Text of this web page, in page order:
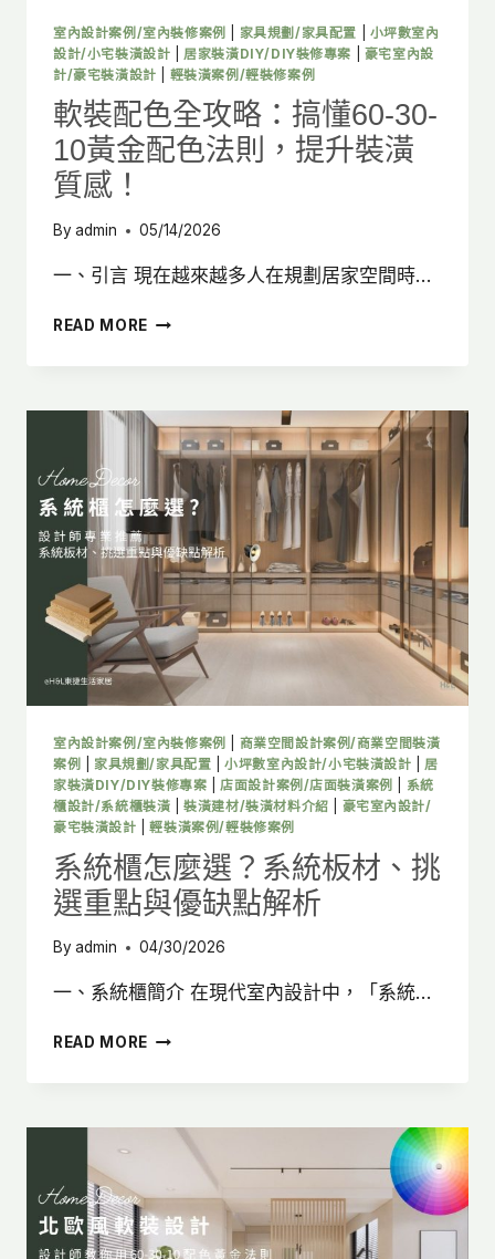
善
的
居
家
照
明
空
室內設計案例/室內裝修案例 家具規劃/家具配置
小坪數室內
設計/小宅裝潢設計
居家裝潢DIY/DIY裝修專案
豪宅室內設
計/豪宅裝潢設計
輕裝潢案例/輕裝修案例
軟裝配色全攻略：搞懂60-30-
10黃金配色法則，提升裝潢
質感！
Byadmin 05/14/2026
一、引言 現在越來越多人在規劃居家空間時…
READ MORE
全
攻
略：
懂
60-
30-
10
金
配
色
法
提
升
裝
潢
質
感！
室內設計案例/室內裝修案例
商業空間設計案例/商業空間裝潢
案例
家具規劃/家具配置 |小坪數室內設計/小宅裝潢設計
居
家裝潢DIY/DIY裝修專案
店面設計案例/店面裝潢案例
系統
櫃設計/系統櫃裝潢 |裝潢建材/裝潢材料介紹
豪宅室內設計/
豪宅裝潢設計 |輕裝潢案例/輕裝修案例
系統櫃怎麼選？系統板材、挑
選重點與優缺點解析
Byadmin 04/30/2026
一、系統櫃簡介 在現代室內設計中，「系統…
READ MORE
麼
統
板
材、